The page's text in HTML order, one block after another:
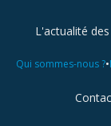
L'actualité
Qui sommes-nous ?•